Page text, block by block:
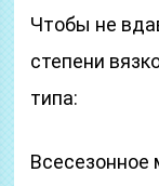
Чтобы не
степени
типа:
Всесезонное